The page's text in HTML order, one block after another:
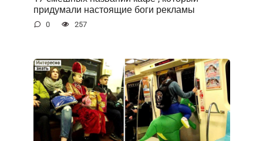
придумали настоящие боги рекламы
0 257